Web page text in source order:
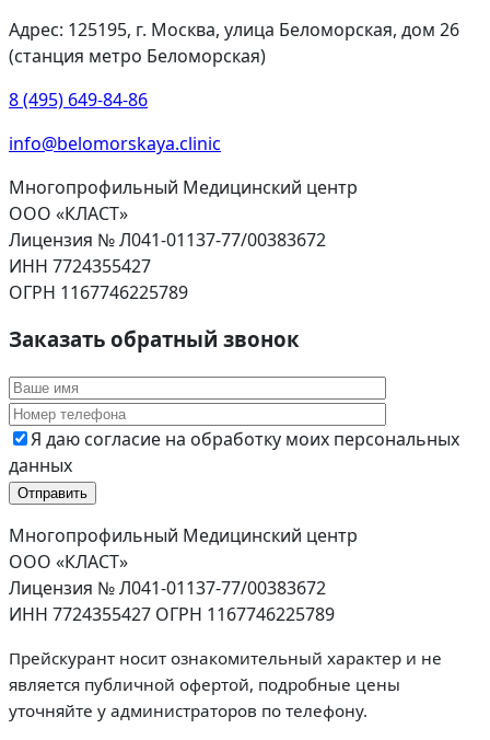
Адрес: 125195, г. Москва, улица Беломорская, дом 26
(станция метро Беломорская)
8 (495) 649-84-86
info@belomorskaya.clinic
Многопрофильный Медицинский центр
ООО «КЛАСТ»
Лицензия № Л041-01137-77/00383672
ИНН 7724355427
ОГРН 1167746225789
Заказать обратный звонок
Я даю согласие на обработку моих персональных
данных
Многопрофильный Медицинский центр
ООО «КЛАСТ»
Лицензия № Л041-01137-77/00383672
ИНН 7724355427 ОГРН 1167746225789
Прейскурант носит ознакомительный характер и не
является публичной офертой, подробные цены
уточняйте у администраторов по телефону.